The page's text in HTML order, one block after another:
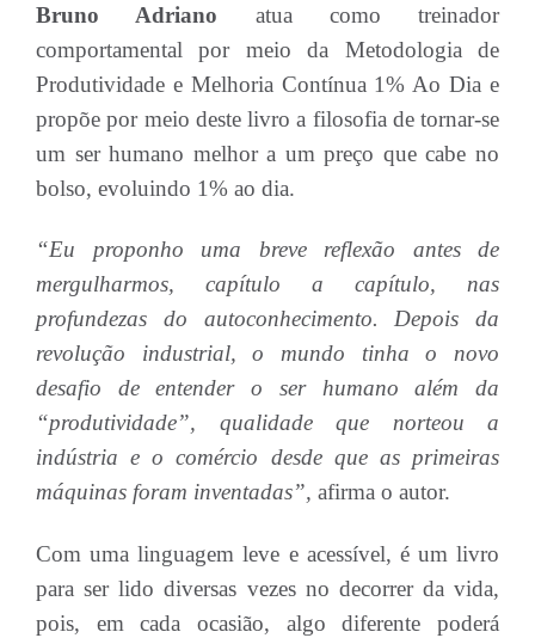
Bruno Adriano atua como treinador
comportamental por meio da Metodologia de
Produtividade e Melhoria Contínua 1% Ao Dia e
propõe por meio deste livro a filosofia de tornar-se
um ser humano melhor a um preço que cabe no
bolso, evoluindo 1% ao dia.
“Eu proponho uma breve reflexão antes de
mergulharmos, capítulo a capítulo, nas
profundezas do autoconhecimento. Depois da
revolução industrial, o mundo tinha o novo
desafio de entender o ser humano além da
“produtividade”, qualidade que norteou a
indústria e o comércio desde que as primeiras
máquinas foram inventadas”, afirma o autor.
Com uma linguagem leve e acessível, é um livro
para ser lido diversas vezes no decorrer da vida,
pois, em cada ocasião, algo diferente poderá